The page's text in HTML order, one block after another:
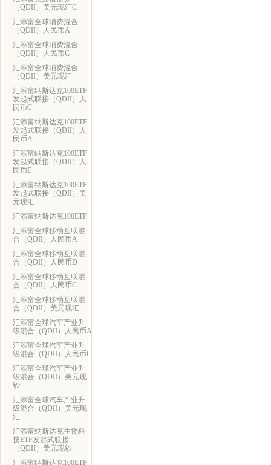
（QDII）美元现汇C
汇添富全球消费混合
（QDII）人民币A
汇添富全球消费混合
（QDII）人民币C
汇添富全球消费混合
（QDII）美元现汇
汇添富纳斯达克100ETF
发起式联接（QDII）人
民币C
汇添富纳斯达克100ETF
发起式联接（QDII）人
民币A
汇添富纳斯达克100ETF
发起式联接（QDII）人
民币E
汇添富纳斯达克100ETF
发起式联接（QDII）美
元现汇
汇添富纳斯达克100ETF
汇添富全球移动互联混
合（QDII）人民币A
汇添富全球移动互联混
合（QDII）人民币D
汇添富全球移动互联混
合（QDII）人民币C
汇添富全球移动互联混
合（QDII）美元现汇
汇添富全球汽车产业升
级混合（QDII）人民币A
汇添富全球汽车产业升
级混合（QDII）人民币C
汇添富全球汽车产业升
级混合（QDII）美元现
钞
汇添富全球汽车产业升
级混合（QDII）美元现
汇
汇添富纳斯达克生物科
技ETF发起式联接
（QDII）美元现钞
汇添富纳斯达克100ETF